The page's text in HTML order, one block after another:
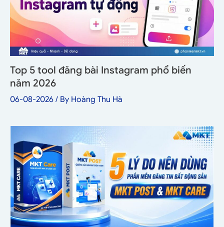
Top 5 tool đăng bài Instagram phổ biến
năm 2026
06-08-2026 / By Hoàng Thu Hà